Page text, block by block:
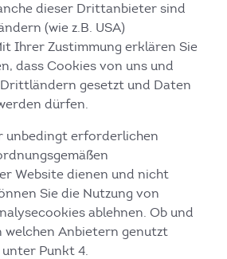
dieser Drittanbieter sind
(wie z.B. USA)
Ihrer Zustimmung erklären Sie
dass Cookies von uns und
gesetzt und Daten
dürfen.
unbedingt erforderlichen
Website dienen und nicht
Sie die Nutzung von
ablehnen. Ob und
welchen Anbietern genutzt
Punkt 4.